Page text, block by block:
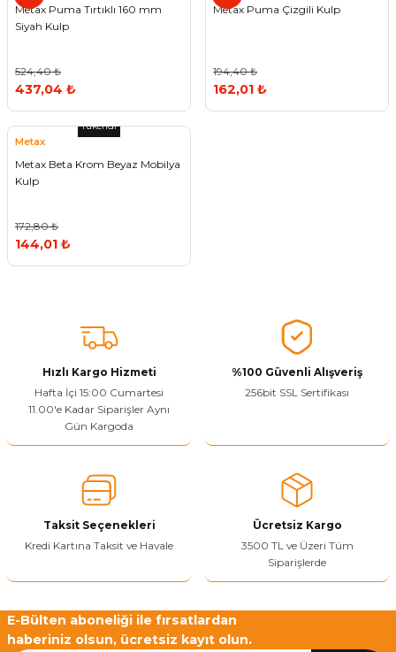
Metax Puma Tırtıklı 160 mm
Siyah Kulp
524,40 ₺
437,04 ₺
Metax Puma Çizgili Kulp
194,40 ₺
162,01 ₺
Tükendi
Metax
Metax Beta Krom Beyaz Mobilya
Kulp
172,80 ₺
144,01 ₺
Hızlı Kargo Hizmeti
Hafta İçi 15:00 Cumartesi
11.00'e Kadar Siparişler Aynı
Gün Kargoda
%100 Güvenli Alışveriş
256bit SSL Sertifikası
Taksit Seçenekleri
Kredi Kartına Taksit ve Havale
Ücretsiz Kargo
3500 TL ve Üzeri Tüm
Siparişlerde
E-Bülten aboneliği ile fırsatlardan
haberiniz olsun, ücretsiz kayıt olun.